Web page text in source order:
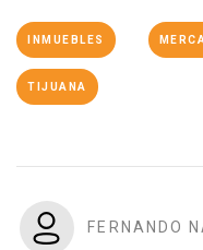
INMUEBLES
TIJUANA
FERNANDO